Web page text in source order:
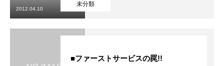
未分類
2012.04.10
■ファーストサービスの罠!!